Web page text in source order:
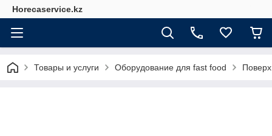
Horecaservice.kz
Товары и услуги Оборудование для fast food